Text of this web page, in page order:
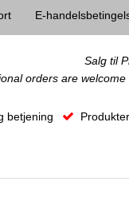
E-
Salg til
orders are welcome
betjening